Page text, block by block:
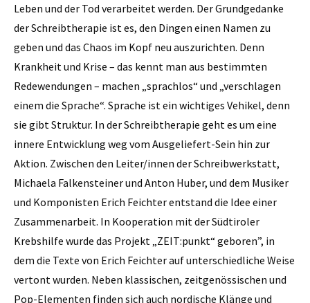
Leben und der Tod verarbeitet werden. Der Grundgedanke
der Schreibtherapie ist es, den Dingen einen Namen zu
geben und das Chaos im Kopf neu auszurichten. Denn
Krankheit und Krise – das kennt man aus bestimmten
Redewendungen – machen „sprachlos“ und „verschlagen
einem die Sprache“. Sprache ist ein wichtiges Vehikel, denn
sie gibt Struktur. In der Schreibtherapie geht es um eine
innere Entwicklung weg vom Ausgeliefert-Sein hin zur
Aktion. Zwischen den Leiter/innen der Schreibwerkstatt,
Michaela Falkensteiner und Anton Huber, und dem Musiker
und Komponisten Erich Feichter entstand die Idee einer
Zusammenarbeit. In Kooperation mit der Südtiroler
Krebshilfe wurde das Projekt „ZEIT:punkt“ geboren”, in
dem die Texte von Erich Feichter auf unterschiedliche Weise
vertont wurden. Neben klassischen, zeitgenössischen und
Pop-Elementen finden sich auch nordische Klänge und